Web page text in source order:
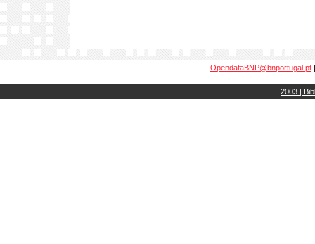
OpendataBNP@bnportugal.pt
2003 |